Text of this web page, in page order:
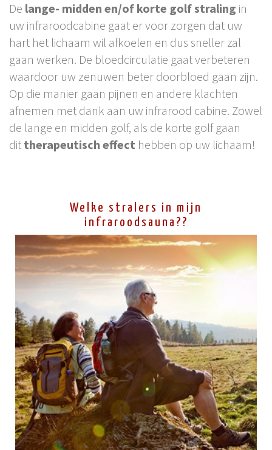
De lange- midden en/of korte golf straling in
uw infraroodcabine gaat er voor zorgen dat uw
hart het lichaam wil afkoelen en dus sneller zal
gaan werken. De bloedcirculatie gaat verbeteren
waardoor uw zenuwen beter doorbloed gaan zijn.
Op die manier gaan pijnen en andere klachten
afnemen met dank aan uw infrarood cabine. Zowel
de lange en midden golf, als de korte golf gaan
dit therapeutisch effect hebben op uw lichaam!
Welke stralers in mijn
infraroodsauna??